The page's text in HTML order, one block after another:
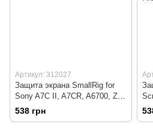
Артикул: 312027
Защита экрана SmallRig for
Sony A7C II, A7CR, A6700, ZV-
E1, A7 IV, ZV-E10 II (3750B)
538 грн